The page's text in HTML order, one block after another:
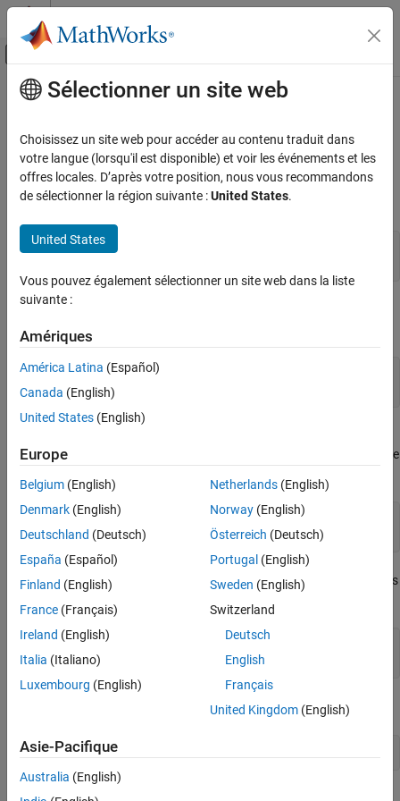
Passer au contenu
Activer/désactiver l'affichage du menu
Accueil de la documentation
Saisie des commandes
lignes
Contenu principal
Écrire les instructions longues sur
plusieurs lignes
Continuez une instruction sur la ligne suivante en utilisant des
points de suspension (...).
s = 1 - 1/2 + 1/3 - 1/4 + 1/5
vecteurs plus courts :
mytext = [ 'Accelerating the pace of '
'engineering and science'
doivent figurer sur la même ligne. Par exemple, ce code renvoie une
mytext =
'Accelerating the pace of ...
            engineering
and science'
Lorsqu’ils ne figurent pas dans un texte entre guillemets, les points
x = [1.23
...
4.56];
x = [1.23 4.56];
Sélectionner un site web
Choisissez un site web pour accéder au contenu traduit dans
votre langue (lorsqu'il est disponible) et voir les événements et les
offres locales. D’après votre position, nous vous recommandons
de sélectionner la région suivante :United States.
United States
Vous pouvez également sélectionner un site web dans la liste
suivante :
Amériques
América Latina (Español)
Canada (English)
United States (English)
Europe
Belgium (English)
Denmark (English)
Deutschland (Deutsch)
España (Español)
Finland (English)
France (Français)
Ireland (English)
Italia (Italiano)
Luxembourg (English)
Netherlands(English)
Norway(English)
Österreich (Deutsch)
Portugal (English)
Sweden (English)
Switzerland
Deutsch
English
Français
United Kingdom(English)
Asie-Pacifique
Australia (English)